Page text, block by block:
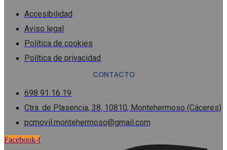
Accesibilidad
Aviso legal
Política de cookies
Política de privacidad
CONTACTO
698 91 16 19
Ctra. de Plasencia, 38, 10810, Montehermoso (Cáceres)
pcmovil.montehermoso@gmail.com
Facebook-f